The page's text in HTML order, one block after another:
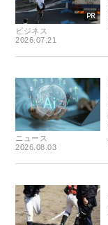
ビジネス
2026.07.21
ニュース
2026.08.03